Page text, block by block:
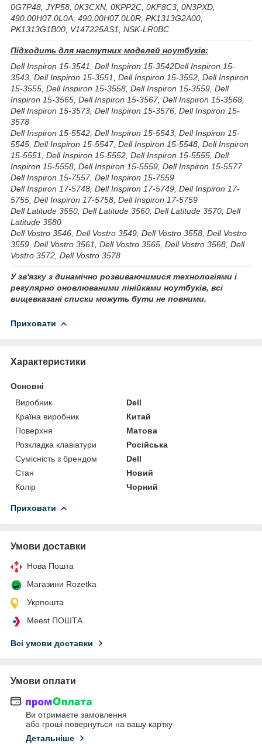
0G7P48, JYP58, 0K3CXN, 0KPP2C, 0KF8C3, 0N3PXD,
490.00H07.0L0A, 490.00H07.0L0R, PK1313G2A00,
PK1313G1B00, V147225AS1, NSK-LR0BC
Підходить для наступних моделей ноутбуків:
Dell Inspiron 15-3541, Dell Inspiron 15-3542Dell Inspiron 15-
3543, Dell Inspiron 15-3551, Dell Inspiron 15-3552, Dell Inspiron
15-3555, Dell Inspiron 15-3558, Dell Inspiron 15-3559, Dell
Inspiron 15-3565, Dell Inspiron 15-3567, Dell Inspiron 15-3568,
Dell Inspiron 15-3573, Dell Inspiron 15-3576, Dell Inspiron 15-
3578
Dell Inspiron 15-5542, Dell Inspiron 15-5543, Dell Inspiron 15-
5545, Dell Inspiron 15-5547, Dell Inspiron 15-5548, Dell Inspiron
15-5551, Dell Inspiron 15-5552, Dell Inspiron 15-5555, Dell
Inspiron 15-5558, Dell Inspiron 15-5559, Dell Inspiron 15-5577
Dell Inspiron 15-7557, Dell Inspiron 15-7559
Dell Inspiron 17-5748, Dell Inspiron 17-5749, Dell Inspiron 17-
5755, Dell Inspiron 17-5758, Dell Inspiron 17-5759
Dell Latitude 3550, Dell Latitude 3560, Dell Latitude 3570, Dell
Latitude 3580
Dell Vostro 3546, Dell Vostro 3549, Dell Vostro 3558, Dell Vostro
3559, Dell Vostro 3561, Dell Vostro 3565, Dell Vostro 3568, Dell
Vostro 3572, Dell Vostro 3578
У зв'язку з динамічно розвиваючимися технологіями і
регулярно оновлюваними лінійками ноутбуків, всі
вищевказані списки можуть бути не повними.
Приховати
Характеристики
Основні
Виробник
Dell
Країна виробник
Китай
Поверхня
Матова
Розкладка клавіатури
Російська
Сумісність з брендом
Dell
Стан
Новий
Колір
Чорний
Приховати
Умови доставки
Нова Пошта
Магазини Rozetka
Укрпошта
Meest ПОШТА
Всі умови доставки
Умови оплати
Ви отримаєте замовлення
або гроші повернуться на вашу картку
Детальніше